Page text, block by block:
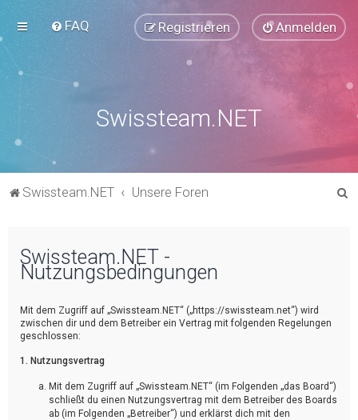
FAQ Anmelden
Registrieren
Swissteam.NET
Swissteam.NET Unsere Foren
Swissteam.NET -
Nutzungsbedingungen
Mit dem Zugriff auf „Swissteam.NET“ („https://swissteam.net“) wird
zwischen dir und dem Betreiber ein Vertrag mit folgenden Regelungen
geschlossen:
1. Nutzungsvertrag
Mit dem Zugriff auf „Swissteam.NET“ (im Folgenden „das Board“)
schließt du einen Nutzungsvertrag mit dem Betreiber des Boards
ab (im Folgenden „Betreiber“) und erklärst dich mit den